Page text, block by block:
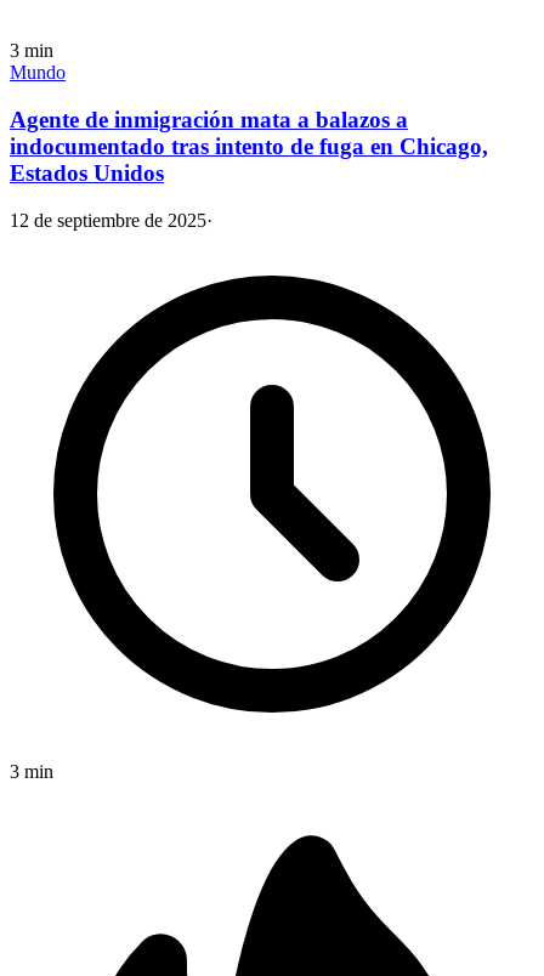
3 min
Mundo
Agente de inmigración mata a balazos a
indocumentado tras intento de fuga en Chicago,
Estados Unidos
12 de septiembre de 2025·
3 min